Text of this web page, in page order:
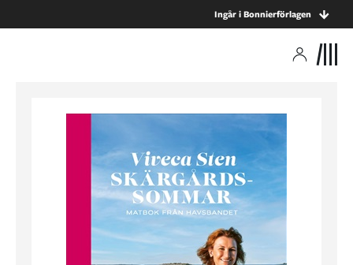
Ingår i Bonnierförlagen